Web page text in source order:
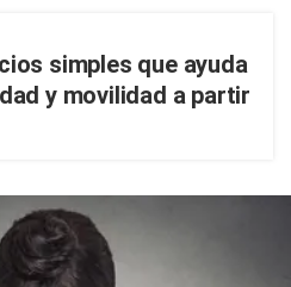
simples que ayuda
y movilidad a partir